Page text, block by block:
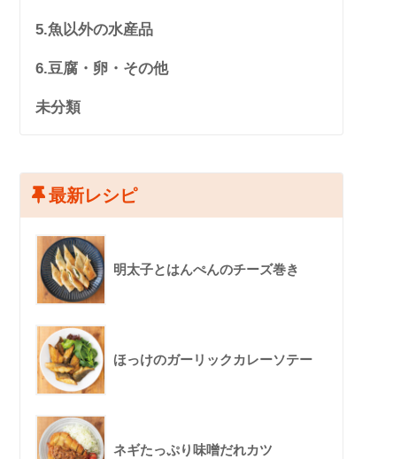
5.魚以外の水産品
6.豆腐・卵・その他
未分類
最新レシピ
明太子とはんぺんのチーズ巻き
ほっけのガーリックカレーソテー
ネギたっぷり味噌だれカツ